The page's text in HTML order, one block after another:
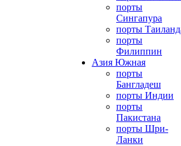
порты
Сингапура
порты
порты
Филиппин
Азия Южная
порты
Бангладеш
порты Индии
порты
Пакистана
порты Шри-
Ланки